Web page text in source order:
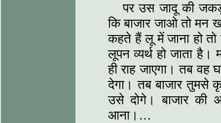
पर उस जादू की
कि बाजार जाओ तो मन
कहते हैं लू में जाना हो तो
लूपन व्यर्थ हो जाता है।
ही राह जाएगा। तब
देगा। तब बाजार तुमसे
उसे दोगे। बाजार की
आना।…